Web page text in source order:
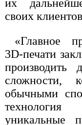
их
своих
«Главное
3D-печати
сложности,
обычными
технология
уникальные